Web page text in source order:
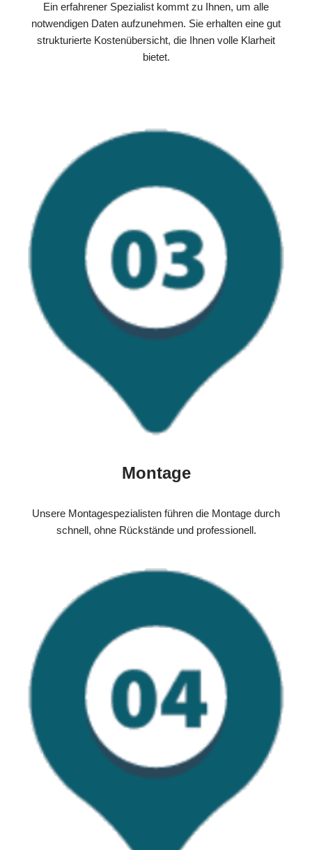
Ein erfahrener Spezialist kommt zu Ihnen, um alle
notwendigen Daten aufzunehmen. Sie erhalten eine gut
strukturierte Kostenübersicht, die Ihnen volle Klarheit
bietet.
Montage
Unsere Montagespezialisten führen die Montage durch
schnell, ohne Rückstände und professionell.